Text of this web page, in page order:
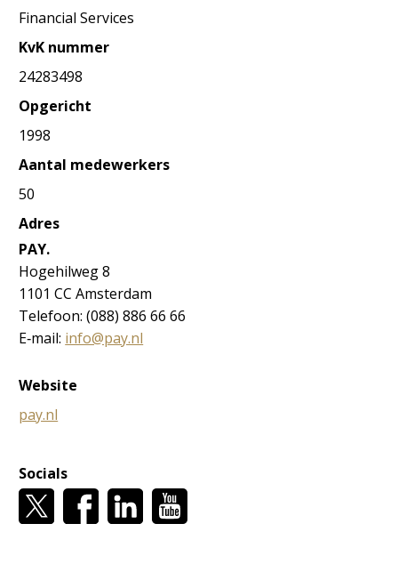
Financial Services
KvK nummer
24283498
Opgericht
1998
Aantal medewerkers
50
Adres
PAY.
Hogehilweg 8
1101 CC Amsterdam
Telefoon: (088) 886 66 66
E‐mail: info@pay.nl
Website
pay.nl
Socials